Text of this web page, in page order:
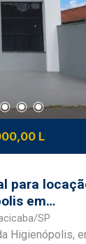
L
para
em
SP